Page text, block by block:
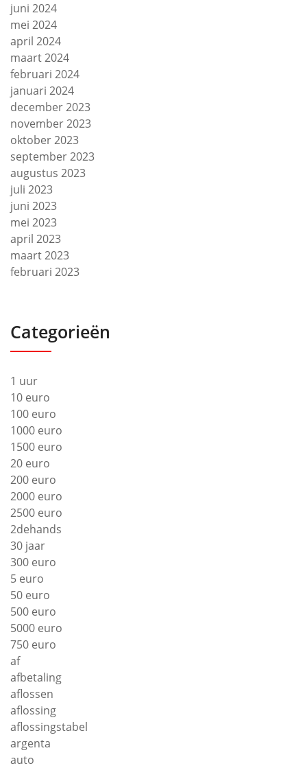
juni 2024
mei 2024
april 2024
maart 2024
februari 2024
januari 2024
december 2023
november 2023
oktober 2023
september 2023
augustus 2023
juli 2023
juni 2023
mei 2023
april 2023
maart 2023
februari 2023
Categorieën
1 uur
10 euro
100 euro
1000 euro
1500 euro
20 euro
200 euro
2000 euro
2500 euro
2dehands
30 jaar
300 euro
5 euro
50 euro
500 euro
5000 euro
750 euro
af
afbetaling
aflossen
aflossing
aflossingstabel
argenta
auto